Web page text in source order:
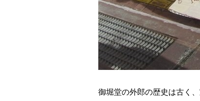
御堀堂の外郎の歴史は古く